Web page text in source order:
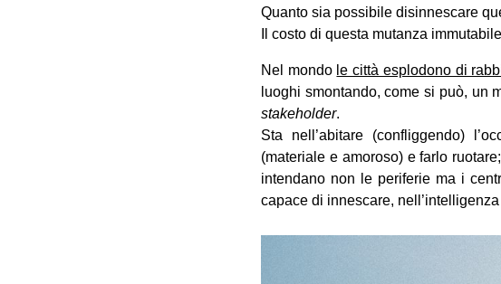
Quanto sia possibile disinnescare
Il costo di questa mutanza
Nel mondo le città esplodono di
luoghi smontando, come si può, un
stakeholder.
Sta nell’abitare (confliggendo)
(materiale e amoroso) e farlo
intendano non le periferie ma i
capace di innescare, nell’intelligenza